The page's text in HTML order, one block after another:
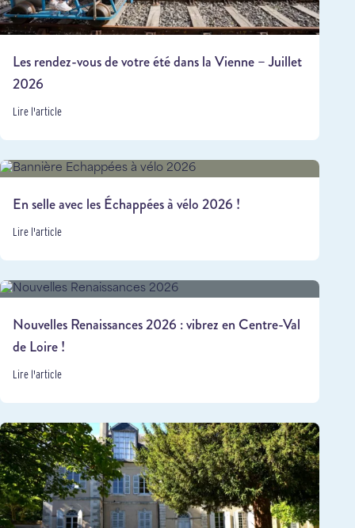
Les rendez-vous de votre été dans la Vienne – Juillet
2026
Lire l'article
En selle avec les Échappées à vélo 2026 !
Lire l'article
Nouvelles Renaissances 2026 : vibrez en Centre-Val
de Loire !
Lire l'article